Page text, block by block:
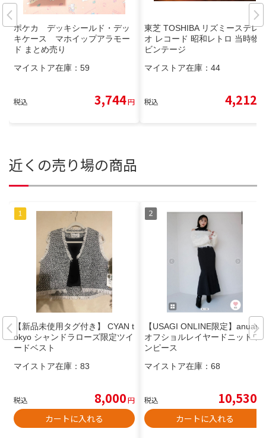
ポケカ デッキシールド・デッ
キケース マホイップアラモー
ド まとめ売り
マイストア在庫： 59
税込 3,744円
東芝 TOSHIBA リズミーステレ
オ レコード 昭和レトロ 当時物
ビンテージ
マイストア在庫： 44
税込 4,212
近くの売り場の商品
【新品未使用タグ付き】 CYAN t
okyo シャンドラローズ限定ツイ
ードベスト
マイストア在庫： 83
税込 8,000円
カートに入れる
【USAGI ONLINE限定】anuans
オフショルレイヤードニットワ
ンピース
マイストア在庫： 68
税込 10,530
カートに入れる